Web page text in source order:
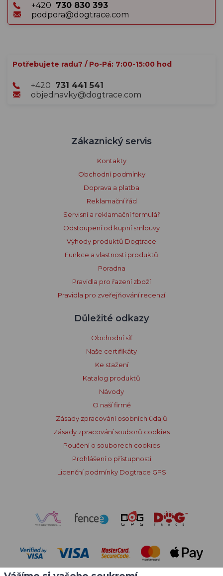
+420 730 830 393
podpora@dogtrace.com
Potřebujete radu? / Po-Pá: 7:00-15:00 hod
+420 731 441 541
objednavky@dogtrace.com
Zákaznický servis
Kontakty
Obchodní podmínky
Doprava a platba
Reklamační řád
Servisní a reklamační formulář
Odstoupení od kupní smlouvy
Výhody produktů Dogtrace
Funkce a vlastnosti produktů
Poradna
Pravidla pro řazení zboží
Pravidla pro zveřejňování recenzí
Důležité odkazy
Obchodní síť
Naše certifikáty
Ke stažení
Katalog produktů
Návody
O naší firmě
Zásady zpracování osobních údajů
Zásady zpracování souborů cookies
Poučení o souborech cookies
Prohlášení o přístupnosti
Licenční podmínky Dogtrace GPS